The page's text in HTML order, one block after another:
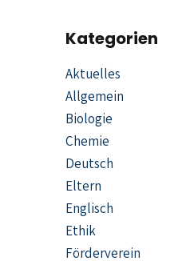
Kategorien
Aktuelles
Allgemein
Biologie
Chemie
Deutsch
Eltern
Englisch
Ethik
Förderverein